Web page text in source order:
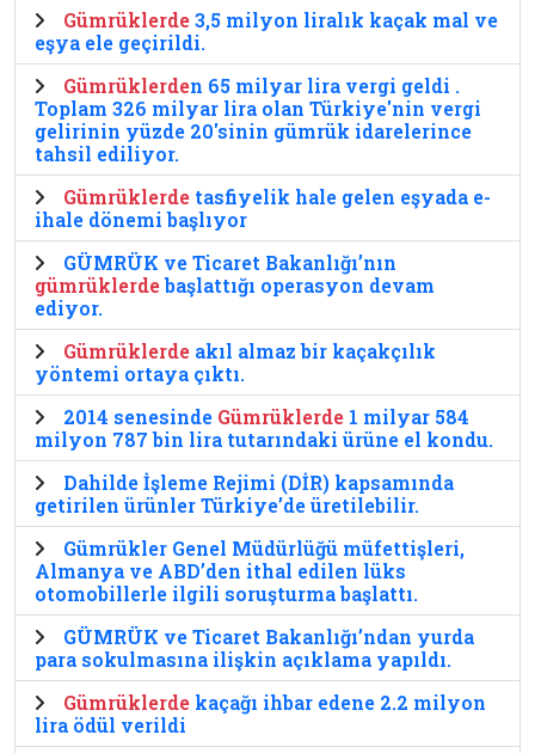
Gümrüklerde3,5 milyon liralık kaçak mal ve
eşya ele geçirildi.
Gümrüklerden 65 milyar lira vergi geldi .
Toplam 326 milyar lira olan Türkiye'nin vergi
gelirinin yüzde 20'sinin gümrük idarelerince
tahsil ediliyor.
Gümrüklerde tasfiyelik hale gelen eşyada e-
ihale dönemi başlıyor
GÜMRÜK ve Ticaret Bakanlığı’nın
gümrüklerdebaşlattığı operasyon devam
ediyor.
Gümrüklerde akıl almaz bir kaçakçılık
yöntemi ortaya çıktı.
2014 senesinde Gümrüklerde 1 milyar 584
milyon 787 bin lira tutarındaki ürüne el kondu.
Dahilde İşleme Rejimi (DİR) kapsamında
getirilen ürünler Türkiye’de üretilebilir.
Gümrükler Genel Müdürlüğü müfettişleri,
Almanya ve ABD’den ithal edilen lüks
otomobillerle ilgili soruşturma başlattı.
GÜMRÜK ve Ticaret Bakanlığı’ndan yurda
para sokulmasına ilişkin açıklama yapıldı.
Gümrüklerde kaçağı ihbar edene 2.2 milyon
lira ödül verildi